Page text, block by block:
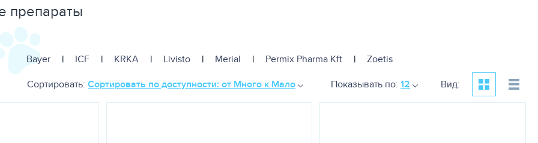
препараты
Bayer | ICF | KRKA | Livisto | Merial | Permix Pharma Kft |
Zoetis
Сортировать: Сортировать по доступности: от Много к Мало Показывать по: 12 Вид: